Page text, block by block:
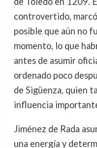
controvertido,
posible que aún no
momento, lo que
antes de asumir
ordenado poco
de Sigüenza, quien
influencia
Jiménez de Rada
una energía y